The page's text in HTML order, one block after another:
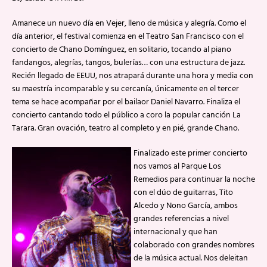
Amanece un nuevo día en Vejer, lleno de música y alegría. Como el
día anterior, el festival comienza en el Teatro San Francisco con el
concierto de Chano Domínguez, en solitario, tocando al piano
fandangos, alegrías, tangos, bulerías… con una estructura de jazz.
Recién llegado de EEUU, nos atrapará durante una hora y media con
su maestría incomparable y su cercanía, únicamente en el tercer
tema se hace acompañar por el bailaor Daniel Navarro. Finaliza el
concierto cantando todo el público a coro la popular canción La
Tarara. Gran ovación, teatro al completo y en pié, grande Chano.
Finalizado este primer concierto
nos vamos al Parque Los
Remedios para continuar la noche
con el dúo de guitarras, Tito
Alcedo y Nono García, ambos
grandes referencias a nivel
internacional y que han
colaborado con grandes nombres
de la música actual. Nos deleitan